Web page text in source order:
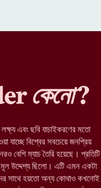
কেনো?
এবং ছবি যাচাইকরণের মতো
যাচ্ছে বিশ্বের সবচেয়ে জনপ্রিয়
বেশি ম্যাচ তৈরি হয়েছে। প্রতিটি
উদ্দেশ্য ছিলো। এটি এমন একটা
সাথে হয়তো অন্য কোথাও কখনোই